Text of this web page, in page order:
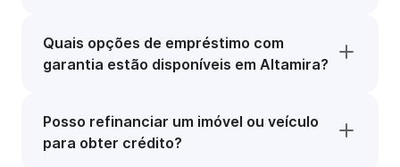
Quais opções de empréstimo com
garantia estão disponíveis em Altamira?
Posso refinanciar um imóvel ou veículo
para obter crédito?